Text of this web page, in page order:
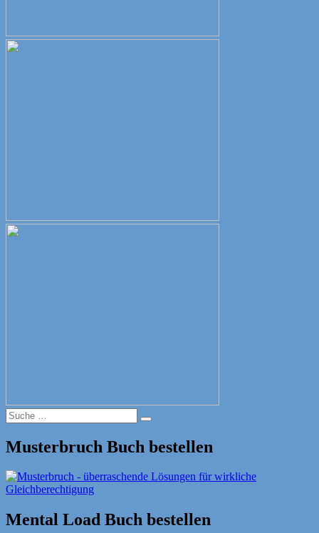
Suche
nach:
Suche
Musterbruch Buch bestellen
Mental Load Buch bestellen